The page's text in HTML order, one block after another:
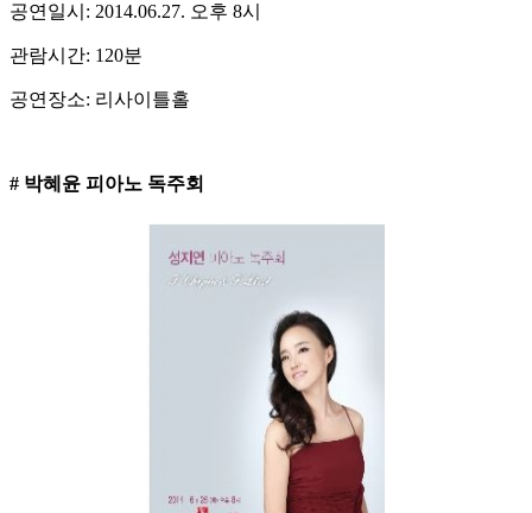
공연일시: 2014.06.27. 오후 8시
관람시간: 120분
공연장소: 리사이틀홀
# 박혜윤 피아노 독주회